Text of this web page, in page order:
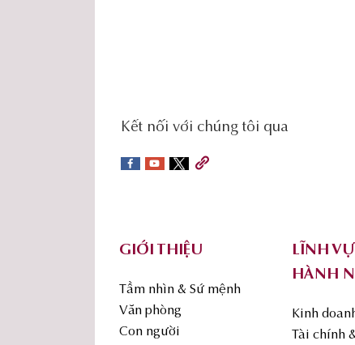
social-
sidebar
Kết nối với chúng tôi qua
GIỚI THIỆU
Tầm nhìn & Sứ mệnh
Văn phòng
Con người
LĨNH
HÀNH
Kinh
Tài chính